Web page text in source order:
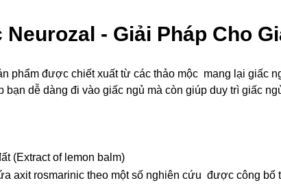
Neurozal - Giải Pháp Cho
phẩm được chiết xuất từ các thảo mộc mang lại giấc
bạn dễ dàng đi vào giấc ngủ mà còn giúp duy trì giấc
(Extract of lemon balm)
axit rosmarinic theo một số nghiên cứu được công bố